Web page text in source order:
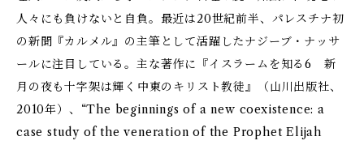
人々にも負けないと自負。最近は20世紀前半、パレスチナ初
の新聞『カルメル』の主筆として活躍したナジーブ・ナッサ
ールに注目している。主な著作に『イスラームを知る6 新
月の夜も十字架は輝く――中東のキリスト教徒』（山川出版社、
2010年）、“The beginnings of a new coexistence: a
case study of the veneration of the Prophet Elijah